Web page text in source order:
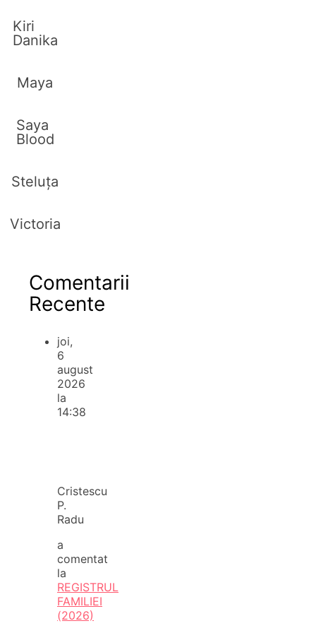
Kiri
Danika
Maya
Saya
Blood
Steluța
Victoria
Comentarii
Recente
joi,
6
august
2026
la
14:38
Cristescu
P.
Radu
a
comentat
la
REGISTRUL
FAMILIEI
(2026)